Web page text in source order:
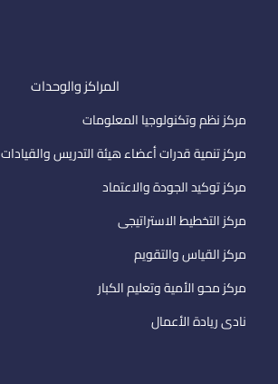
المراكز والوحدات
مركز نظم وتكنولوجيا المعلومات
مركز تنمية قدرات أعضاء هيئة التدريس والقيادات
مركز توكيد الجودة والاعتماد
مركز التخطيط الاستراتيجى
مركز القياس والتقويم
مركز محو الأمية وتعليم الكبار
نادى ريادة الأعمال